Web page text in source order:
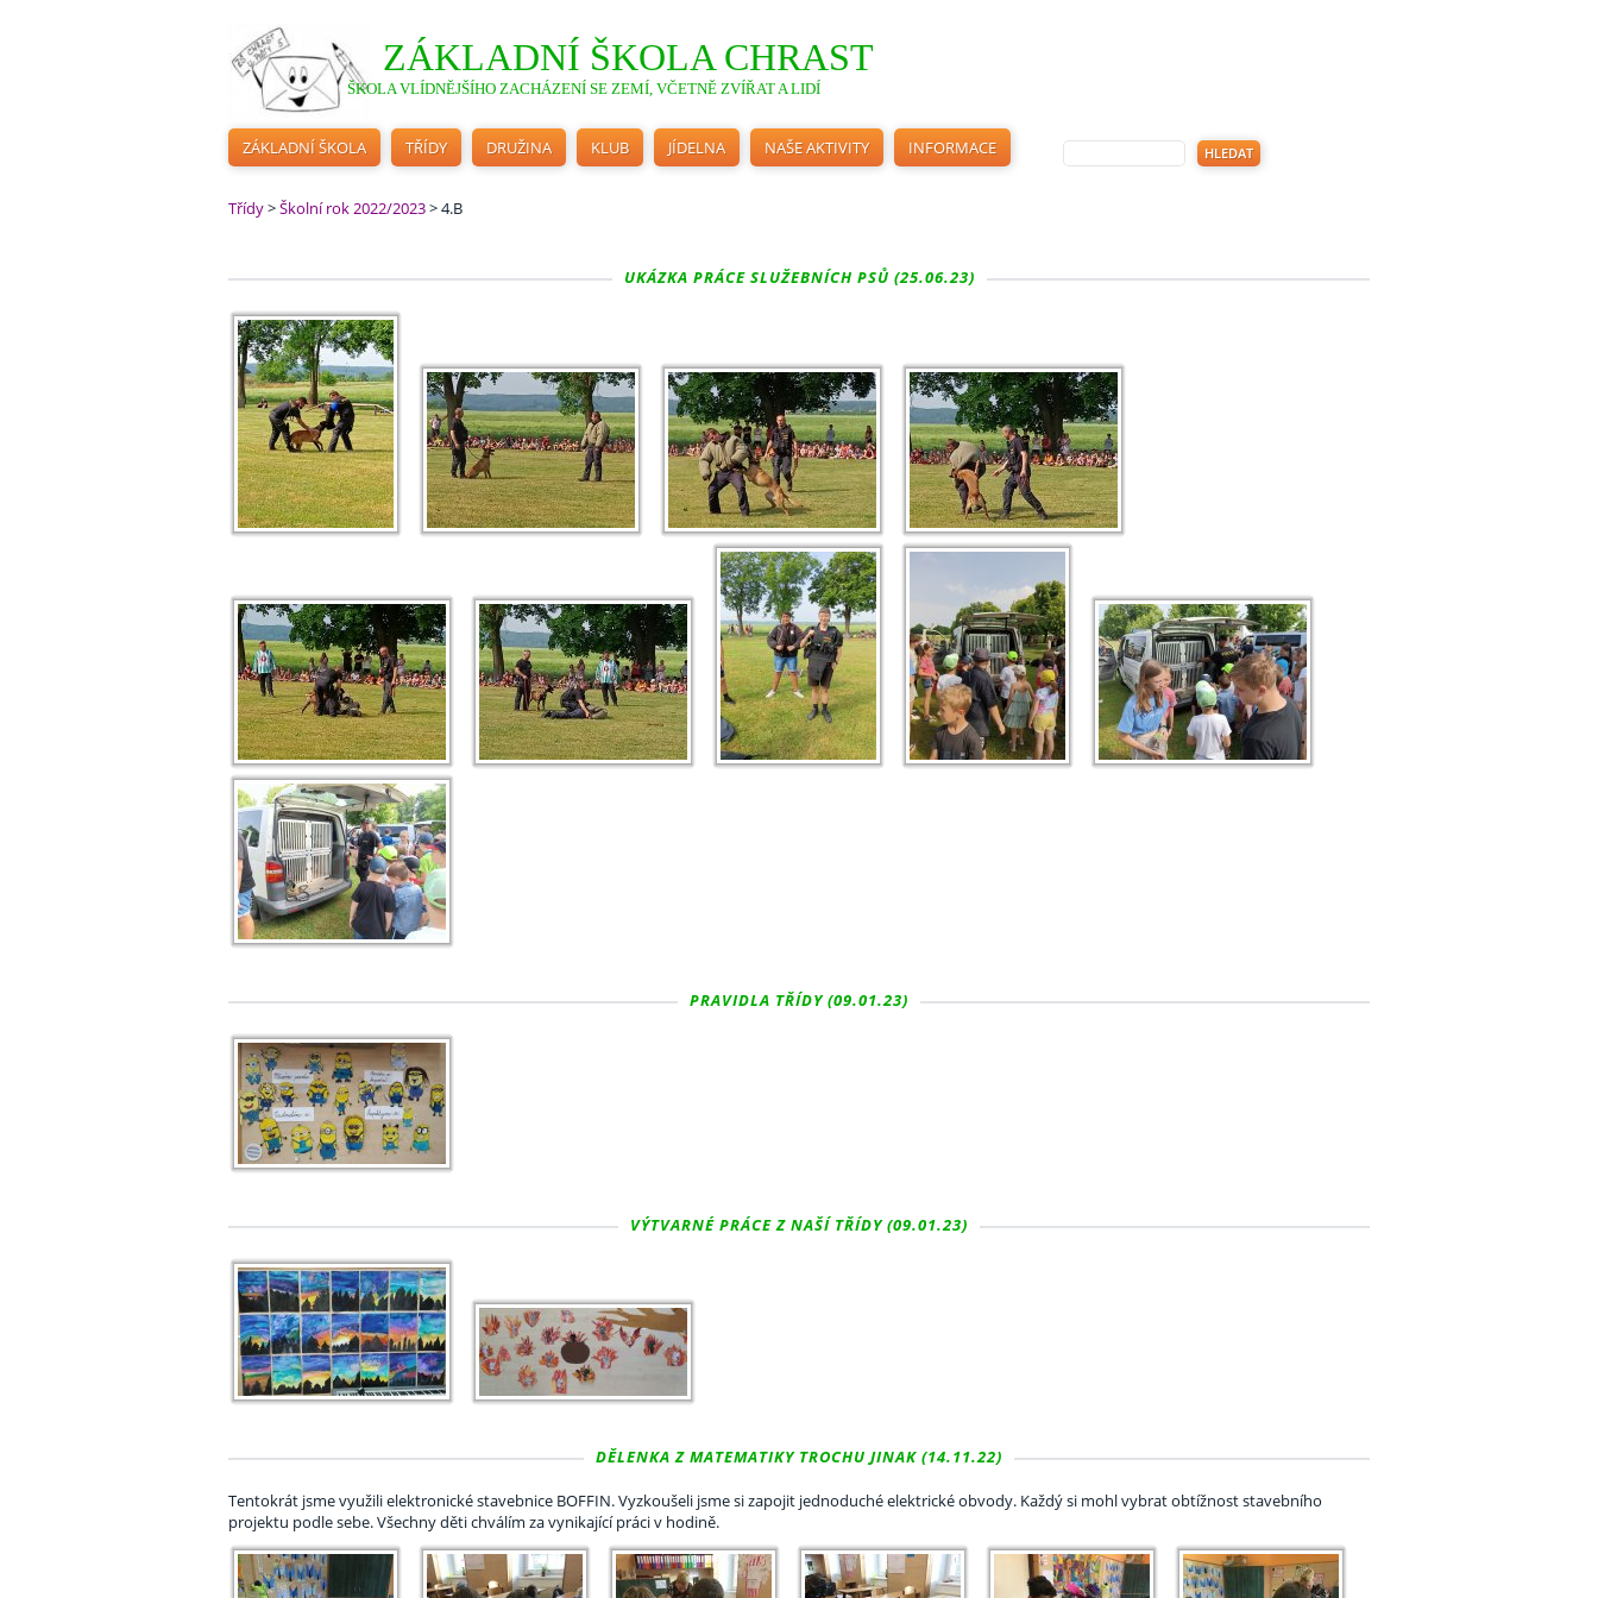
ZÁKLADNÍ ŠKOLA CHRAST
ŠKOLA VLÍDNĚJŠÍHO ZACHÁZENÍ SE ZEMÍ, VČETNĚ ZVÍŘAT A LIDÍ
ZÁKLADNÍ ŠKOLA TŘÍDY DRUŽINA KLUB JÍDELNA NAŠE AKTIVITY INFORMACE
Třídy>Školní rok 2022/2023>4.B
UKÁZKA PRÁCE SLUŽEBNÍCH PSŮ (25.06.23)
PRAVIDLA TŘÍDY (09.01.23)
VÝTVARNÉ PRÁCE Z NAŠÍ TŘÍDY (09.01.23)
DĚLENKA Z MATEMATIKY TROCHU JINAK (14.11.22)
Tentokrát jsme využili elektronické stavebnice BOFFIN. Vyzkoušeli jsme si zapojit jednoduché elektrické obvody. Každý si mohl vybrat obtížnost stavebního
projektu podle sebe. Všechny děti chválím za vynikající práci v hodině.